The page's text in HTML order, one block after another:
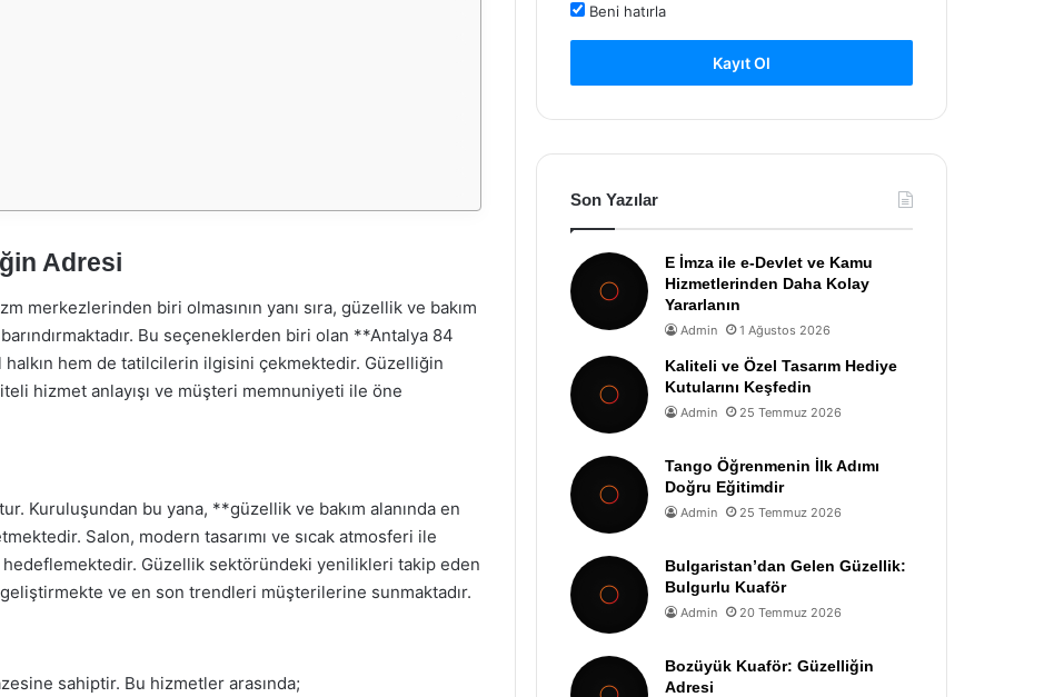
Adresi
merkezlerinden biri olmasının yanı sıra, güzellik ve bakım
Bu seçeneklerden biri olan **Antalya 84
hem de tatilcilerin ilgisini çekmektedir. Güzelliğin
hizmet anlayışı ve müşteri memnuniyeti ile öne
Kuruluşundan bu yana, **güzellik ve bakım alanında en
Salon, modern tasarımı ve sıcak atmosferi ile
Güzellik sektöründeki yenilikleri takip eden
ve en son trendleri müşterilerine sunmaktadır.
sahiptir. Bu hizmetler arasında;
Beni hatırla
Kayıt Ol
Son Yazılar
E İmza ile e-Devlet ve Kamu
Hizmetlerinden Daha Kolay
Yararlanın
Admin 1 Ağustos 2026
Kaliteli ve Özel Tasarım Hediye
Kutularını Keşfedin
Admin 25 Temmuz 2026
Tango Öğrenmenin İlk Adımı
Doğru Eğitimdir
Admin 25 Temmuz 2026
Bulgaristan’dan Gelen Güzellik:
Bulgurlu Kuaför
Admin 20 Temmuz 2026
Bozüyük Kuaför: Güzelliğin
Adresi